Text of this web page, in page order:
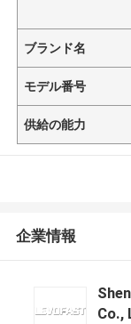
ブランド名
モデル番号
供給の能力
企業情報
Co.,